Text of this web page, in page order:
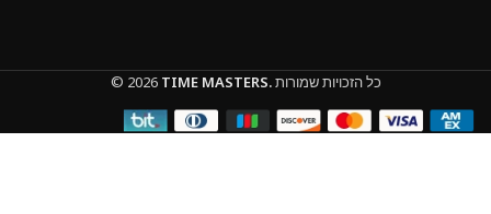
© 2026 TIME MASTERS.כל הזכויות שמורות